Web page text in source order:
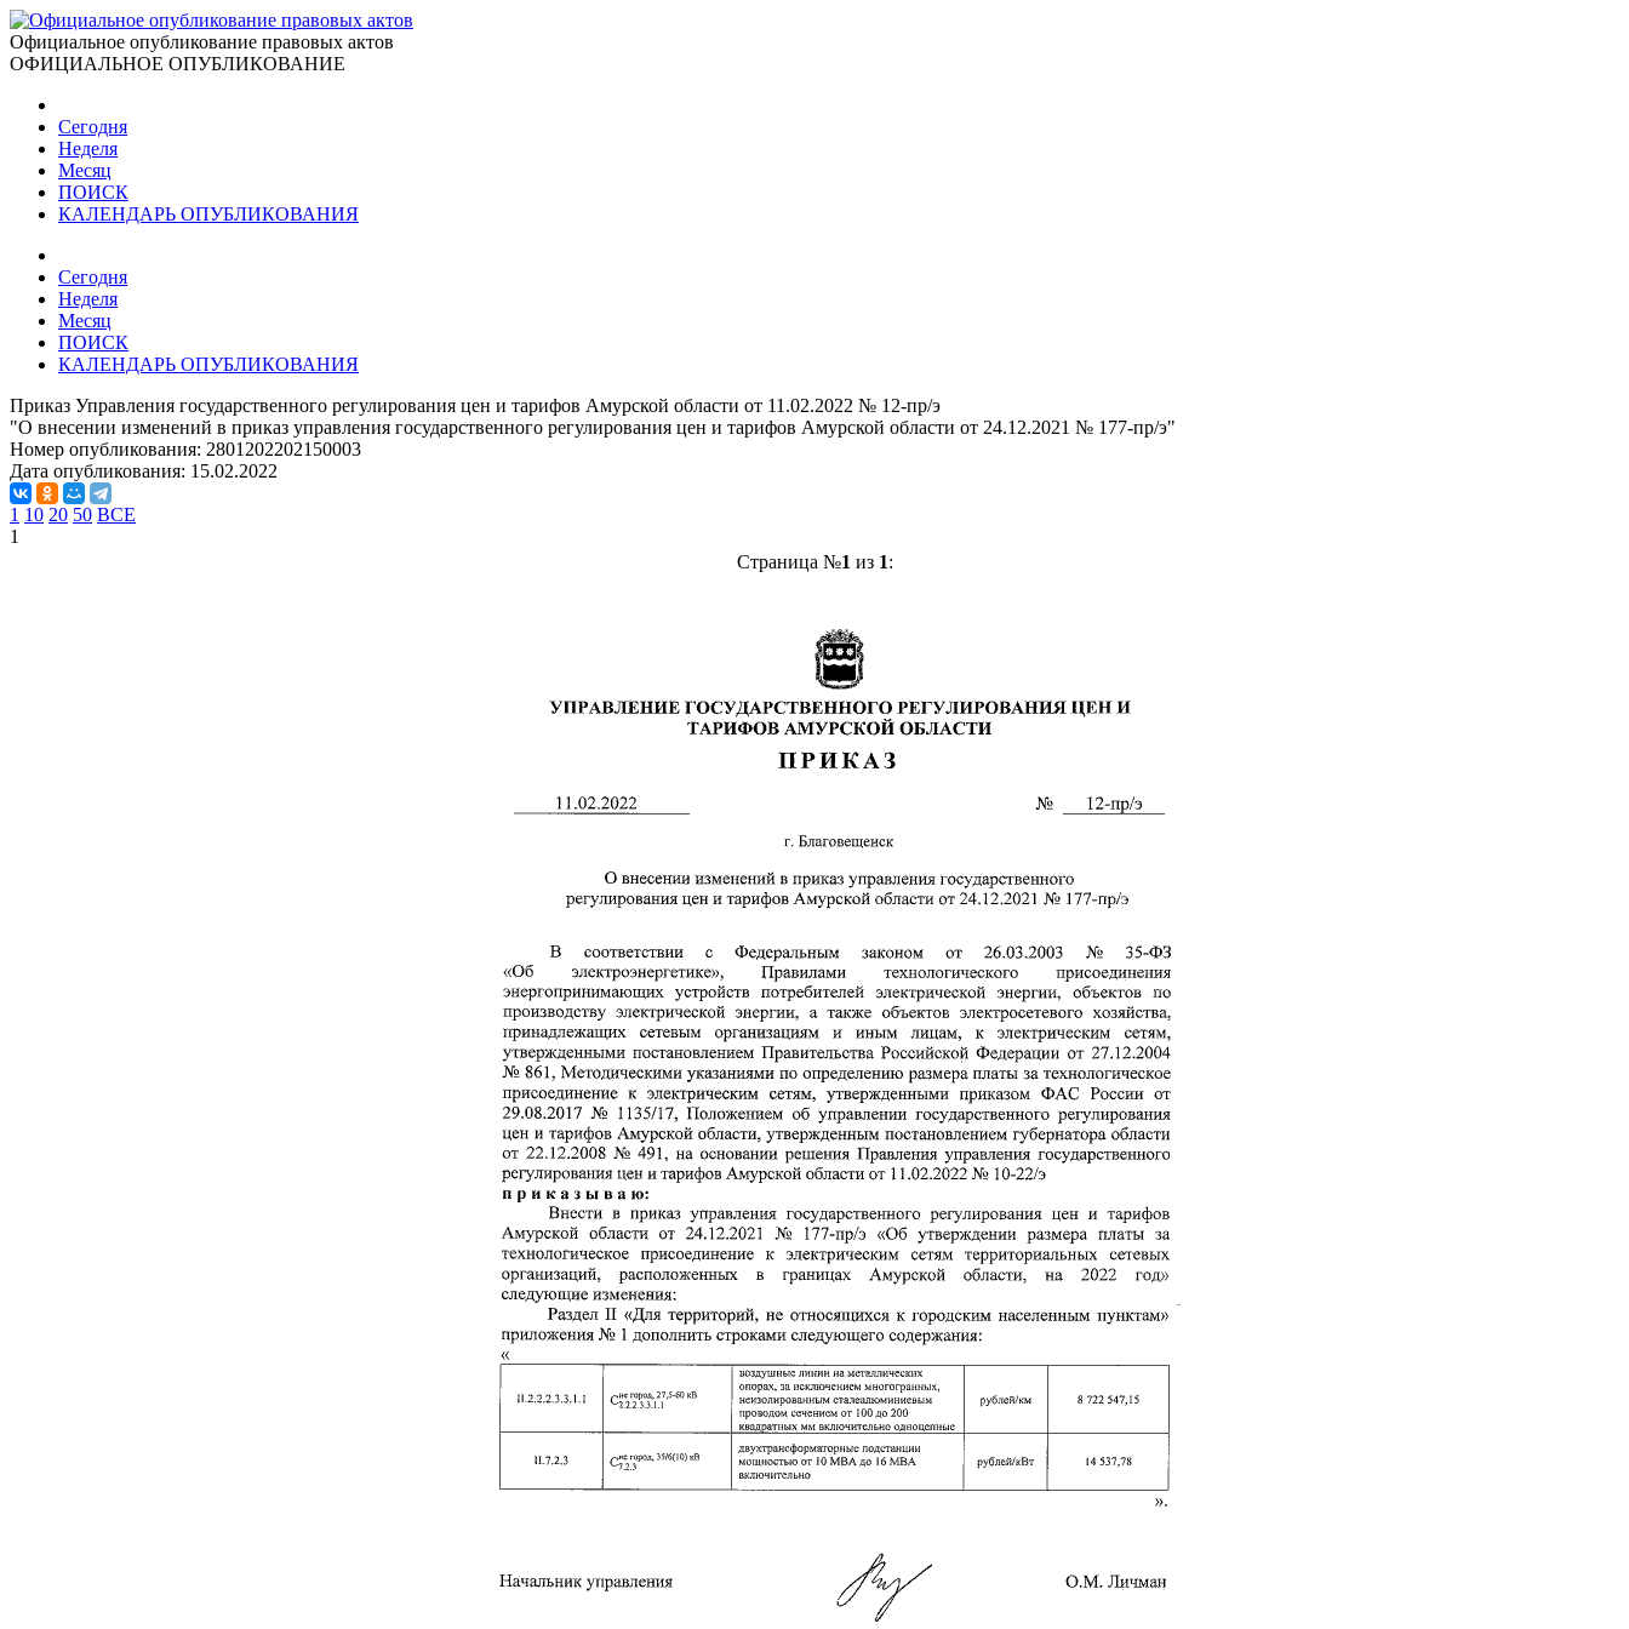
Официальное опубликование правовых актов
ОФИЦИАЛЬНОЕ ОПУБЛИКОВАНИЕ
Сегодня
Неделя
Месяц
ПОИСК
КАЛЕНДАРЬ ОПУБЛИКОВАНИЯ
Сегодня
Неделя
Месяц
ПОИСК
КАЛЕНДАРЬ ОПУБЛИКОВАНИЯ
Приказ Управления государственного регулирования цен и тарифов Амурской области от 11.02.2022 № 12-пр/э
"О внесении изменений в приказ управления государственного регулирования цен и тарифов Амурской области от 24.12.2021 № 177-пр/э"
Номер опубликования: 2801202202150003
Дата опубликования: 15.02.2022
1 10 20 50 ВСЕ
1
Страница №1 из 1: